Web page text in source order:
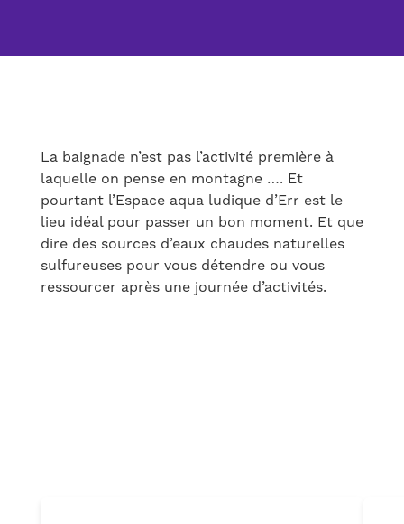
La baignade n’est pas l’activité première à
laquelle on pense en montagne …. Et
pourtant l’Espace aqua ludique d’Err est le
lieu idéal pour passer un bon moment. Et que
dire des sources d’eaux chaudes naturelles
sulfureuses pour vous détendre ou vous
ressourcer après une journée d’activités.